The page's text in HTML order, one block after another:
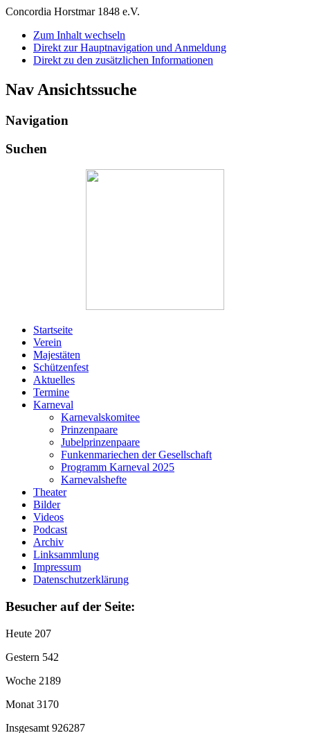
Concordia Horstmar 1848 e.V.
Zum Inhalt wechseln
Direkt zur Hauptnavigation und Anmeldung
Direkt zu den zusätzlichen Informationen
Nav Ansichtssuche
Navigation
Suchen
Startseite
Verein
Majestäten
Schützenfest
Aktuelles
Termine
Karneval
Karnevalskomitee
Prinzenpaare
Jubelprinzenpaare
Funkenmariechen der Gesellschaft
Programm Karneval 2025
Karnevalshefte
Theater
Bilder
Videos
Podcast
Archiv
Linksammlung
Impressum
Datenschutzerklärung
Besucher auf der Seite:
Heute 207
Gestern 542
Woche 2189
Monat 3170
Insgesamt 926287